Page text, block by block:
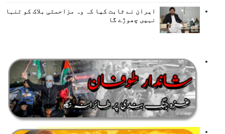
ایران نے ثابت کیا کہ وہ مزاحمتی بلاک کو تنہا
نہیں چھوڑے گا